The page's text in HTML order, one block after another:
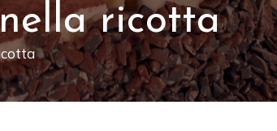
ricotta